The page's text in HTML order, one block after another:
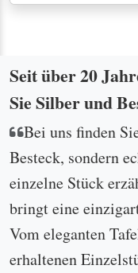
Seit über 20
Sie Silber und
Bei uns finden
Besteck, sondern
einzelne Stück
bringt eine
Vom eleganten
erhaltenen